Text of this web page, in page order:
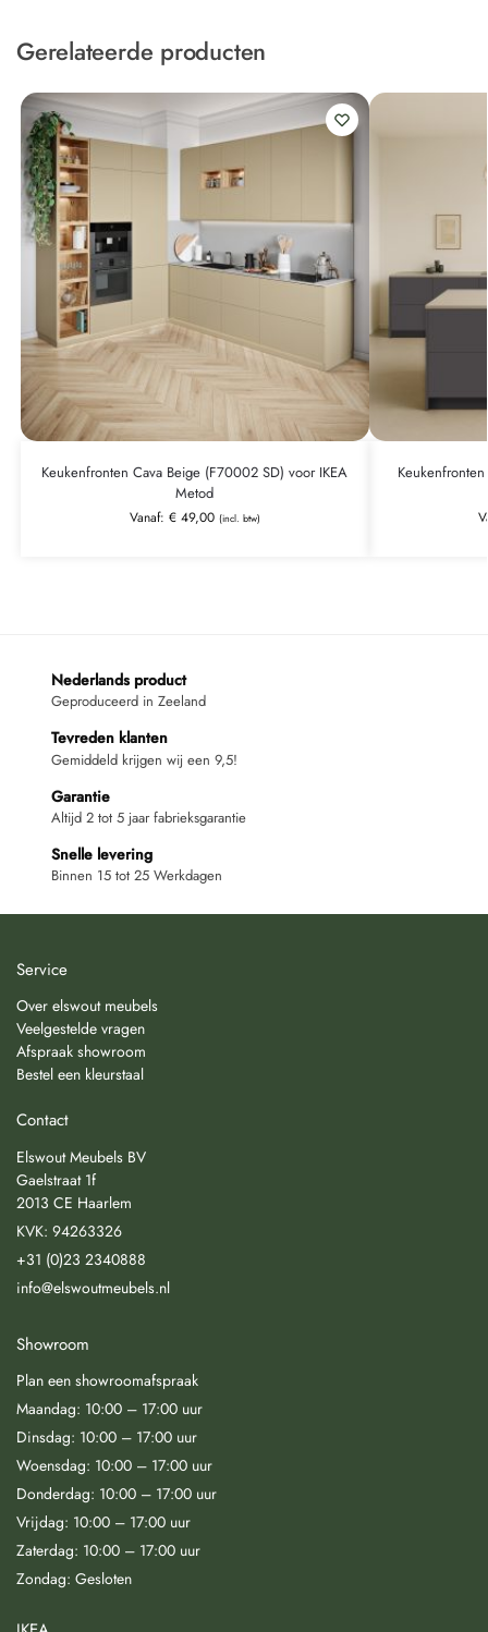
Gerelateerde producten
Keukenfronten Cava Beige (F70002 SD) voor IKEA
Metod
Vanaf: €49,00 (incl. btw)
Nederlands product
Geproduceerd in Zeeland
Tevreden klanten
Gemiddeld krijgen wij een 9,5!
Garantie
Altijd 2 tot 5 jaar fabrieksgarantie
Snelle levering
Binnen 15 tot 25 Werkdagen
Service
Over elswout meubels
Veelgestelde vragen
Afspraak showroom
Bestel een kleurstaal
Contact
Elswout Meubels BV
Gaelstraat 1f
2013 CE Haarlem
KVK: 94263326
+31 (0)23 2340888
info@elswoutmeubels.nl
Showroom
Plan een showroomafspraak
Maandag: 10:00 – 17:00 uur
Dinsdag: 10:00 – 17:00 uur
Woensdag: 10:00 – 17:00 uur
Donderdag: 10:00 – 17:00 uur
Vrijdag: 10:00 – 17:00 uur
Zaterdag: 10:00 – 17:00 uur
Zondag: Gesloten